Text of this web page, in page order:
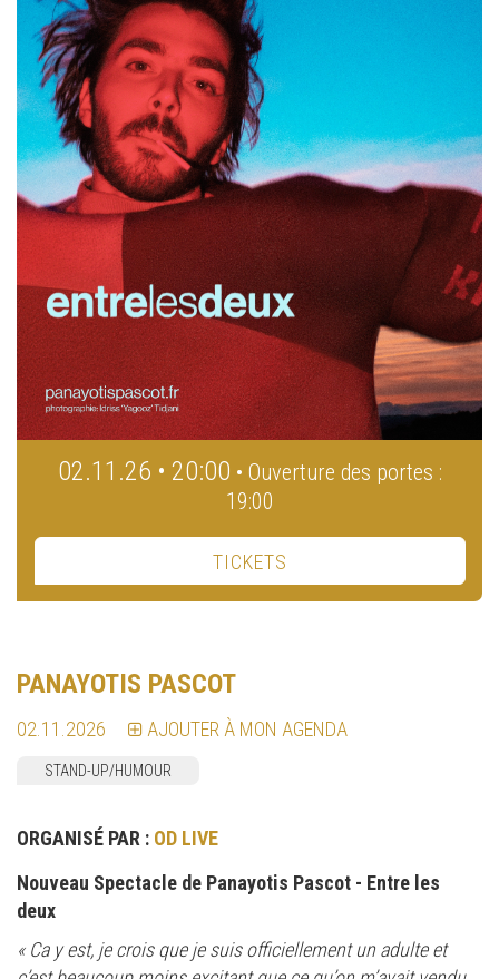
02.11.26 • 20:00 • Ouverture des portes :
19:00
TICKETS
PANAYOTIS PASCOT
02.11.2026 AJOUTER À MON AGENDA
STAND-UP/HUMOUR
ORGANISÉ PAR : OD LIVE
Nouveau Spectacle de Panayotis Pascot - Entre les
deux
« Ca y est, je crois que je suis officiellement un adulte et